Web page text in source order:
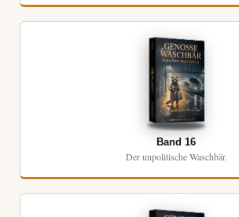
Band 16
Der unpolitische Waschbär.